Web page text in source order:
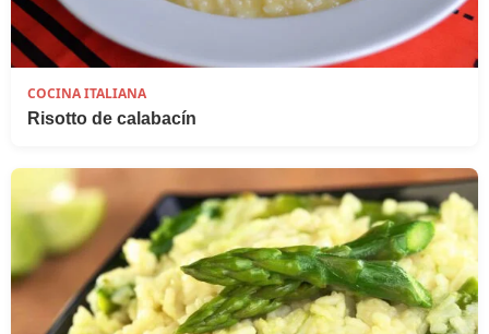
COCINA ITALIANA
Risotto de calabacín